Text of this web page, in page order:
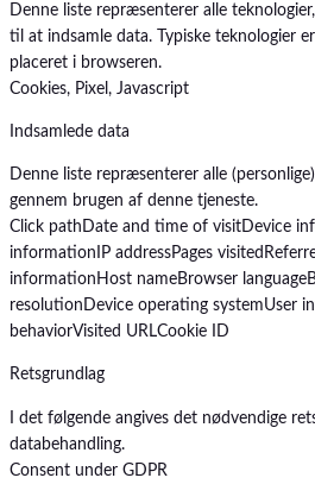
Denne liste repræsenterer alle
til at indsamle data. Typiske teknologier
placeret i browseren.
Cookies, Pixel, Javascript
Indsamlede data
Denne liste repræsenterer alle
gennem brugen af denne tjeneste.
Click path Date and time of visitDevice
information IP addressPages visited
information Host nameBrowser language
resolution Device operating systemUser
behaviorVisited URLCookie ID
Retsgrundlag
I det følgende angives det nødvendige
databehandling.
Consent under GDPR